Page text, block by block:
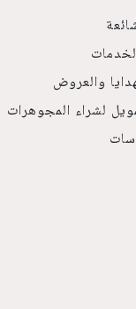
والعروض
لشراء المجوهرات